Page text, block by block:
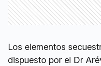
Los elementos
dispuesto por el Dr